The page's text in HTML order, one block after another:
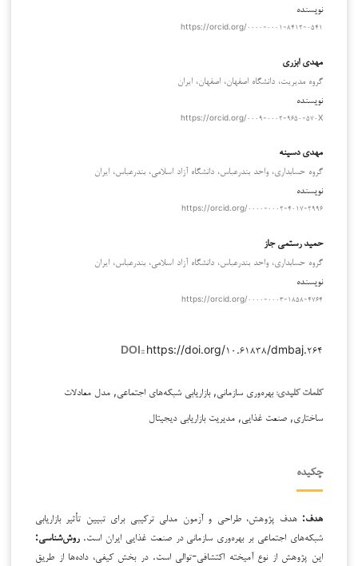
نویسنده
https://orcid.org/۰۰۰۰-۰۰۰۱-۸۴۱۲-۰۵۴۱
مهدی ابزری
گروه مدیریت، دانشگاه اصفهان، اصفهان، ايران
نویسنده
https://orcid.org/۰۰۰۹-۰۰۰۲-۹۶۵۰-۵۷۰X
مهدی دسینه
گروه حسابداری، واحد بندرعباس، دانشگاه آزاد اسلامی، بندرعباس، ایران
نویسنده
https://orcid.org/۰۰۰۰-۰۰۰۲-۴۰۱۷-۲۹۹۶
حمید رستمی جاز
گروه حسابداری، واحد بندرعباس، دانشگاه آزاد اسلامی، بندرعباس، ایران
نویسنده
https://orcid.org/۰۰۰۰-۰۰۰۳-۱۸۵۸-۴۷۶۴
DOI:: https://doi.org/۱۰.۶۱۸۳۸/dmbaj.۲۶۴
کلمات کلیدی:بهره‌وری سازمانی, بازاریابی شبکه‌های اجتماعی, مدل معادلات
ساختاری, صنعت غذایی, مدیریت بازاریابی دیجیتال
چکیده
هدف: هدف پژوهش، طراحی و آزمون مدلی ترکیبی برای تبیین تأثیر بازاریابی
شبکه‌های اجتماعی بر بهره‌وری سازمانی در صنعت غذایی ایران است.روش‌شناسی:
این پژوهش از نوع آمیخته اکتشافی-توالی است. در بخش کیفی، داده‌ها از طریق